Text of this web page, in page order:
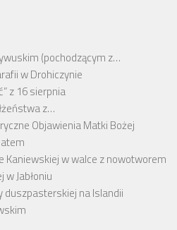
(pochodzącym z…
w Drohiczynie
z 16 sierpnia
z…
Objawienia Matki Bożej
Kaniewskiej w walce z nowotworem
Jabłoniu
duszpasterskiej na Islandii